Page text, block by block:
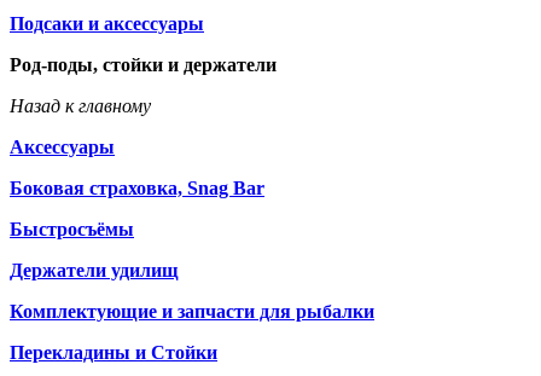
Подсаки и аксессуары
Род-поды, стойки и держатели
Назад к главному
Аксессуары
Боковая страховка, Snag Bar
Быстросъёмы
Держатели удилищ
Комплектующие и запчасти для рыбалки
Перекладины и Стойки